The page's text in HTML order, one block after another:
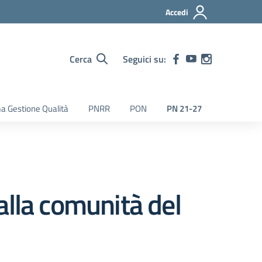
Accedi
Cerca Seguici su:
Gestione Qualità PNRR PON PN 21-27
comunità del